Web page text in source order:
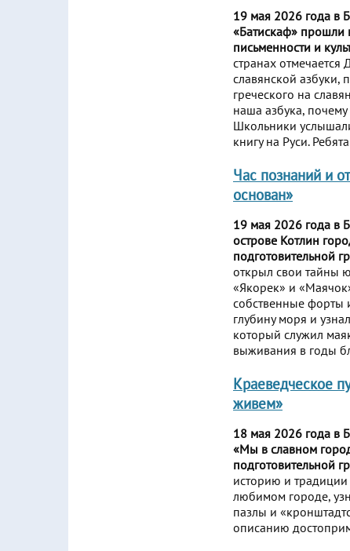
19 мая 2026 года в
«Батискаф»
письменности и
странах отмечается
славянской азбуки,
греческого на
наша азбука,
Школьники
книгу на Руси.
Час познаний и
основан»
19 мая 2026 года в
острове Котлин
подготовительной
открыл свои тайны
«Якорек» и
собственные форты
глубину моря и
который служил
выживания в годы
Краеведческое
живем»
18 мая 2026 года в
«Мы в славном
подготовительной
историю и
любимом городе,
пазлы и
описанию